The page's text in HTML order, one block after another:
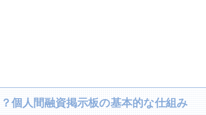
個人間融資掲示板の基本的な仕組み